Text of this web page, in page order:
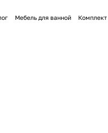
Мебель для ванной